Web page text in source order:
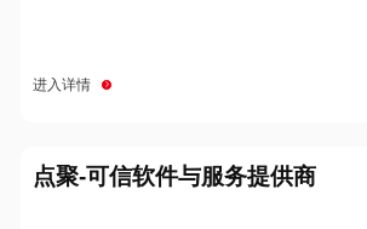
进入详情
点聚-可信软件与服务提供商